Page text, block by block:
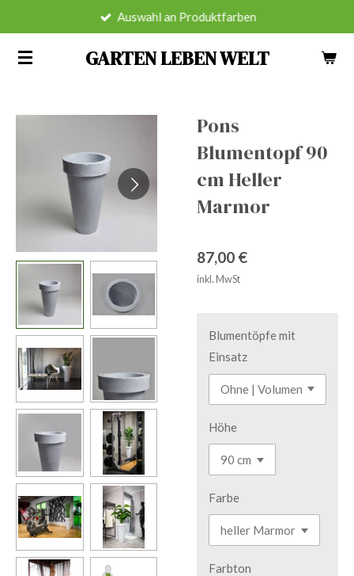
springen
GARTEN LEBEN WELT
Auswahl an Produktfarben
Pons
Blumentopf 90
cm Heller
Marmor
87,00 €
inkl. MwSt
Blumentöpfe mit
Einsatz
Höhe
Farbe
Farbton